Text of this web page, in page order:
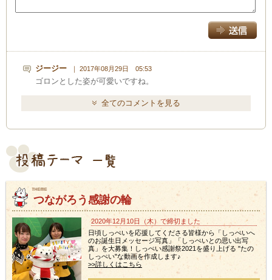
ジージー ｜ 2017年08月29日 05:53
ゴロンとした姿が可愛いですね。
全てのコメントを見る
つながろう感謝の輪
2020年12月10日（木）で締切ました
日頃しっぺいを応援してくださる皆様から「しっぺいへ
のお誕生日メッセージ写真」「しっぺいとの思い出写
真」を大募集！しっぺい感謝祭2021を盛り上げる "たの
しっぺい"な動画を作成します♪
>>詳しくはこちら